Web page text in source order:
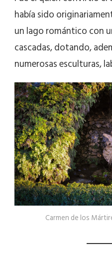
había sido
un lago romántico con
cascadas, dotando,
numerosas esculturas,
Carmen de los